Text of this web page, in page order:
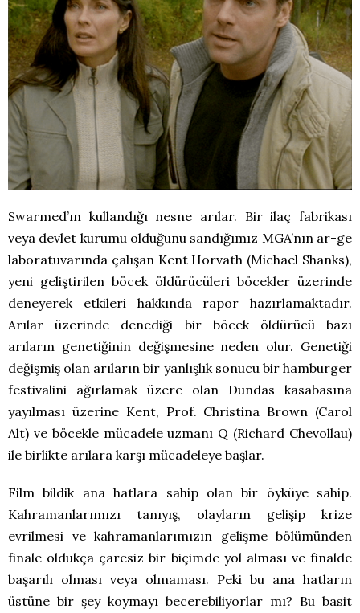
Swarmed’ın kullandığı nesne arılar. Bir ilaç fabrikası
veya devlet kurumu olduğunu sandığımız MGA’nın ar-ge
laboratuvarında çalışan Kent Horvath (Michael Shanks),
yeni geliştirilen böcek öldürücüleri böcekler üzerinde
deneyerek etkileri hakkında rapor hazırlamaktadır.
Arılar üzerinde denediği bir böcek öldürücü bazı
arıların genetiğinin değişmesine neden olur. Genetiği
değişmiş olan arıların bir yanlışlık sonucu bir hamburger
festivalini ağırlamak üzere olan Dundas kasabasına
yayılması üzerine Kent, Prof. Christina Brown (Carol
Alt) ve böcekle mücadele uzmanı Q (Richard Chevollau)
ile birlikte arılara karşı mücadeleye başlar.
Film bildik ana hatlara sahip olan bir öyküye sahip.
Kahramanlarımızı tanıyış, olayların gelişip krize
evrilmesi ve kahramanlarımızın gelişme bölümünden
finale oldukça çaresiz bir biçimde yol alması ve finalde
başarılı olması veya olmaması. Peki bu ana hatların
üstüne bir şey koymayı becerebiliyorlar mı? Bu basit